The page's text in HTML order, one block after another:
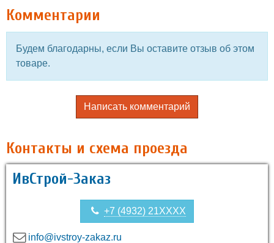
Комментарии
Будем благодарны, если Вы оставите отзыв об этом
товаре.
Написать комментарий
Контакты и схема проезда
ИвСтрой-Заказ
+7 (4932) 21XXXX
info@ivstroy-zakaz.ru